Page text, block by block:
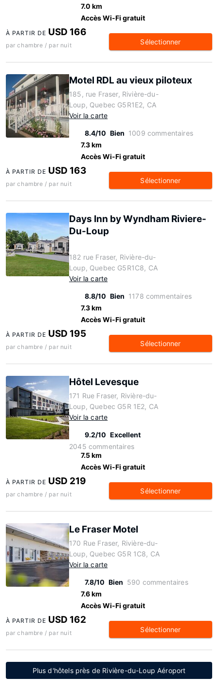
7.0 km
Accès Wi-Fi gratuit
À PARTIR DE USD 166
par chambre / par nuit Sélectionner
Motel RDL au vieux piloteux
185, rue Fraser, Rivière-du-
Loup, Quebec G5R1E2, CA
Voir la carte
8.4/10 Bien 1009 commentaires
7.3 km
Accès Wi-Fi gratuit
À PARTIR DE USD 163
par chambre / par nuit Sélectionner
Days Inn by Wyndham Riviere-
Du-Loup
182 rue Fraser, Rivière-du-
Loup, Quebec G5R1C8, CA
Voir la carte
8.8/10 Bien 1178 commentaires
7.3 km
Accès Wi-Fi gratuit
À PARTIR DE USD 195
par chambre / par nuit Sélectionner
Hôtel Levesque
171 Rue Fraser, Rivière-du-
Loup, Quebec G5R 1E2, CA
Voir la carte
9.2/10 Excellent
2045 commentaires
7.5 km
Accès Wi-Fi gratuit
À PARTIR DE USD 219
par chambre / par nuit Sélectionner
Le Fraser Motel
170 Rue Fraser, Rivière-du-
Loup, Quebec G5R 1C8, CA
Voir la carte
7.8/10 Bien 590 commentaires
7.6 km
Accès Wi-Fi gratuit
À PARTIR DE USD 162
par chambre / par nuit Sélectionner
Plus d'hôtels près de Rivière-du-Loup Aéroport